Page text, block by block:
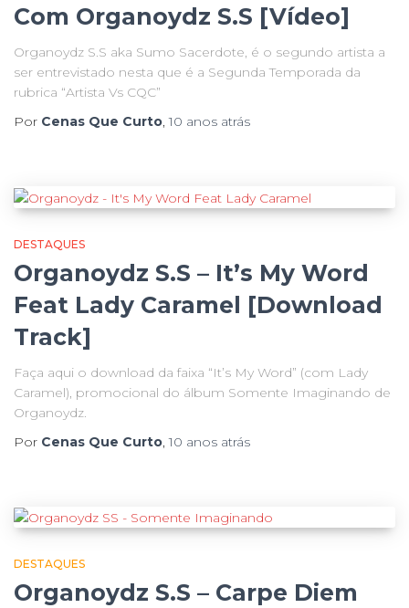
Com Organoydz S.S [Vídeo]
Organoydz S.S aka Sumo Sacerdote, é o segundo artista a
ser entrevistado nesta que é a Segunda Temporada da
rubrica “Artista Vs CQC”
Por Cenas Que Curto,10 anos atrás
DESTAQUES
Organoydz S.S – It’s My Word
Feat Lady Caramel [Download
Track]
Faça aqui o download da faixa “It’s My Word” (com Lady
Caramel), promocional do álbum Somente Imaginando de
Organoydz.
Por Cenas Que Curto,10 anos atrás
DESTAQUES
Organoydz S.S – Carpe Diem